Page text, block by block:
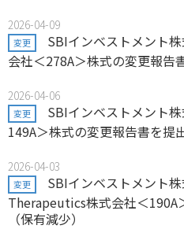
2026-04-09
変更
SBIインベストメント
会社＜278A＞株式の変更報告
2026-04-06
変更
SBIインベストメント
149A＞株式の変更報告書を提
2026-04-03
変更
SBIインベストメント
Therapeutics株式会社＜190A
（保有減少）